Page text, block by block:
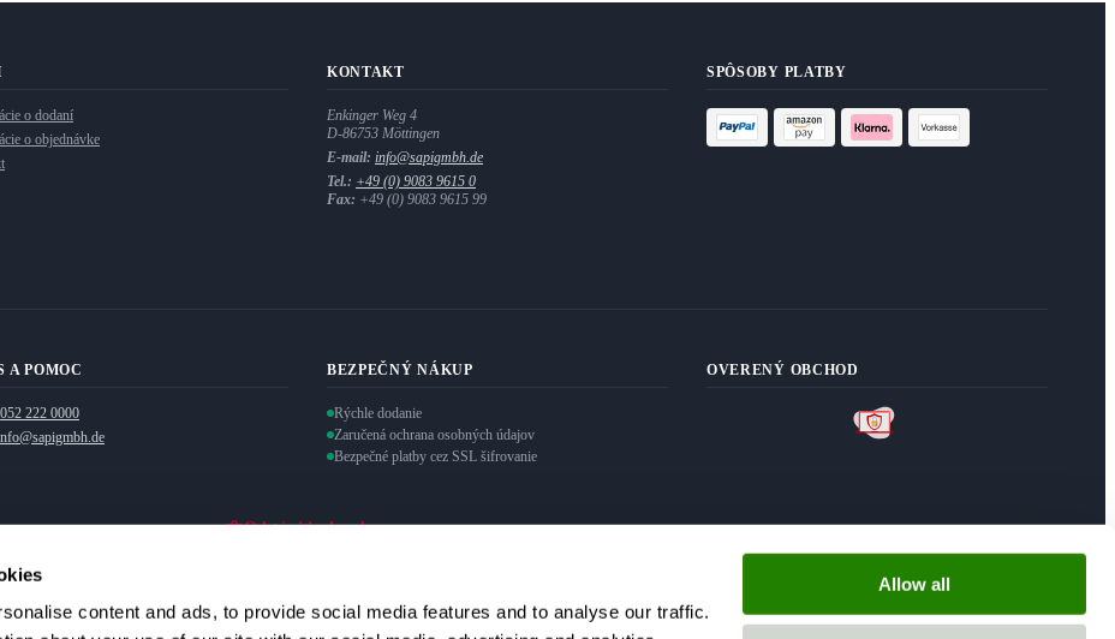
content and ads, to provide social media features and to analyse our traffic.
Allow all
o dodaní
o objednávke
KONTAKT
Enkinger Weg 4
D-86753 Möttingen
E-mail: info@sapigmbh.de
Tel.: +49 (0) 9083 9615 0
Fax: +49 (0) 9083 9615 99
SPÔSOBY PLATBY
A POMOC
052 222 0000
BEZPEČNÝ NÁKUP
Rýchle dodanie
Zaručená ochrana osobných údajov
Bezpečné platby cez SSL šifrovanie
OVERENÝ OBCHOD
Odstúpiť od zmluvy